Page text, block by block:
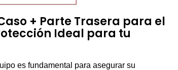
+ Parte Trasera para el
Ideal para tu
es fundamental para asegurar su